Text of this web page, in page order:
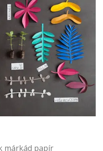
márkád papír